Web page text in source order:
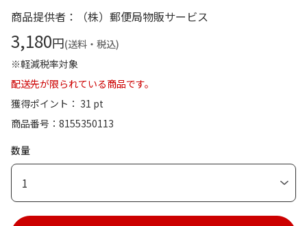
商品提供者：（株）郵便局物販サービス
3,180円(送料・税込)
※軽減税率対象
配送先が限られている商品です。
獲得ポイント： 31 pt
商品番号
8155350113
数量
1